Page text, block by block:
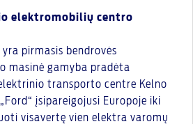
elektromobilių centro
yra pirmasis bendrovės
masinė gamyba pradėta
transporto centre Kelno
įsipareigojusi Europoje iki
visavertę vien elektra varomų